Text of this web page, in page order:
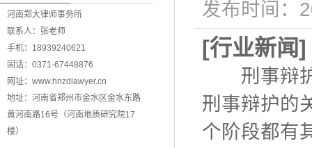
河南郑大律师事务所
联系人：张老师
手机：18939240621
固话：0371-67448876
网址：www.hnzdlawyer.cn
地址：河南省郑州市金水区金水东路
黄河南路16号（河南地质研究院17
楼）
发布时间：
[行业新闻]
刑事辩护
刑事辩护的
个阶段都有